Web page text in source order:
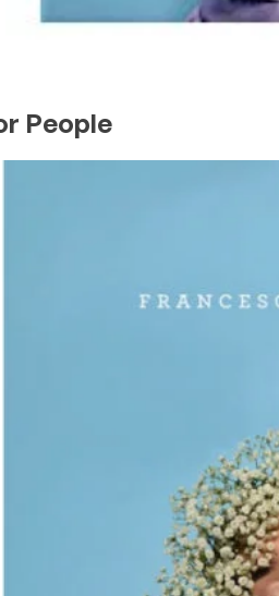
People